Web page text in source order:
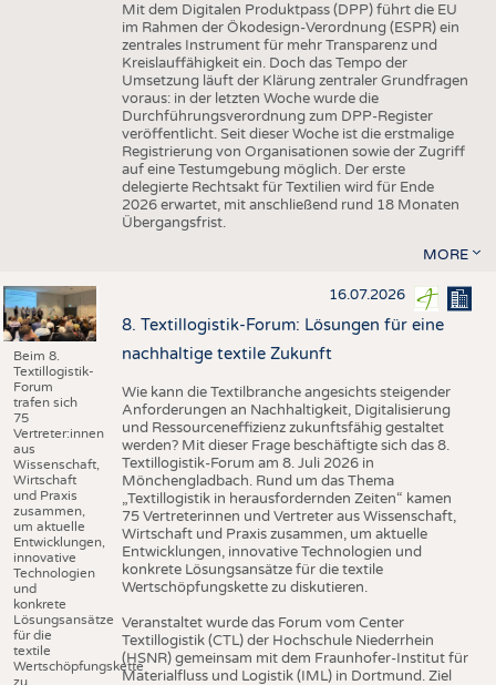
Mit dem Digitalen Produktpass (DPP) führt die EU
im Rahmen der Ökodesign-Verordnung (ESPR) ein
zentrales Instrument für mehr Transparenz und
Kreislauffähigkeit ein. Doch das Tempo der
Umsetzung läuft der Klärung zentraler Grundfragen
voraus: in der letzten Woche wurde die
Durchführungsverordnung zum DPP-Register
veröffentlicht. Seit dieser Woche ist die erstmalige
Registrierung von Organisationen sowie der Zugriff
auf eine Testumgebung möglich. Der erste
delegierte Rechtsakt für Textilien wird für Ende
2026 erwartet, mit anschließend rund 18 Monaten
Übergangsfrist.
MORE
Beim 8.
Textillogistik-
Forum
trafen sich
75
Vertreter:innen
aus
Wissenschaft,
Wirtschaft
und Praxis
zusammen,
um aktuelle
Entwicklungen,
innovative
Technologien
und
konkrete
Lösungsansätze
für die
textile
Wertschöpfungskette
zu
16.07.2026
8. Textillogistik-Forum: Lösungen für eine
nachhaltige textile Zukunft
Wie kann die Textilbranche angesichts steigender
Anforderungen an Nachhaltigkeit, Digitalisierung
und Ressourceneffizienz zukunftsfähig gestaltet
werden? Mit dieser Frage beschäftigte sich das 8.
Textillogistik-Forum am 8. Juli 2026 in
Mönchengladbach. Rund um das Thema
„Textillogistik in herausfordernden Zeiten“ kamen
75 Vertreterinnen und Vertreter aus Wissenschaft,
Wirtschaft und Praxis zusammen, um aktuelle
Entwicklungen, innovative Technologien und
konkrete Lösungsansätze für die textile
Wertschöpfungskette zu diskutieren.
Veranstaltet wurde das Forum vom Center
Textillogistik (CTL) der Hochschule Niederrhein
(HSNR) gemeinsam mit dem Fraunhofer-Institut für
Materialfluss und Logistik (IML) in Dortmund. Ziel